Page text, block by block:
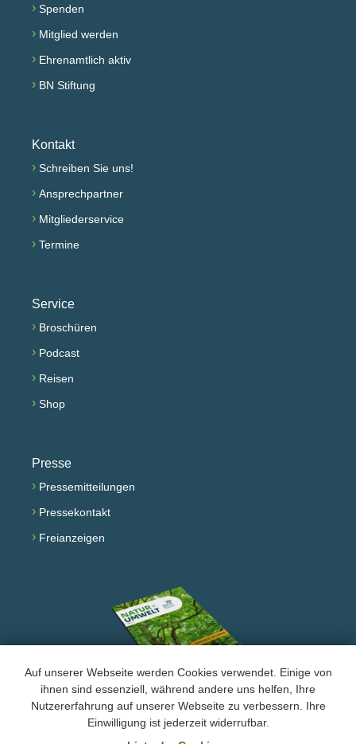
Auf unserer Webseite werden Cookies verwendet. Einige von
ihnen sind essenziell, während andere uns helfen, Ihre
Nutzererfahrung auf unserer Webseite zu verbessern. Ihre
Einwilligung ist jederzeit widerrufbar.
› Spenden
› Mitglied werden
› Ehrenamtlich aktiv
› BN Stiftung
Kontakt
› Schreiben Sie uns!
› Ansprechpartner
› Mitgliederservice
› Termine
Service
› Broschüren
› Podcast
› Reisen
› Shop
Presse
› Pressemitteilungen
› Pressekontakt
› Freianzeigen
FacebookInstagramYouTube